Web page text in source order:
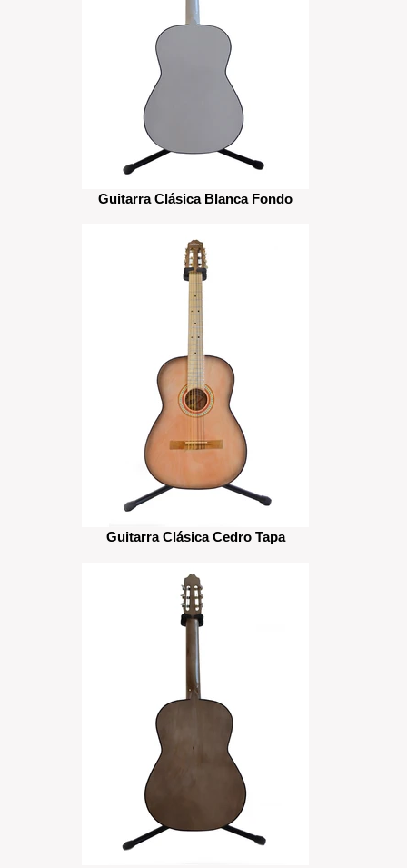
Guitarra Clásica Blanca Fondo
Guitarra Clásica Cedro Tapa